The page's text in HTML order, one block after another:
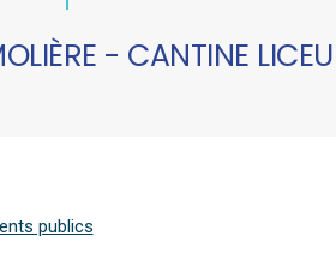
- CANTINE LICEU
publics